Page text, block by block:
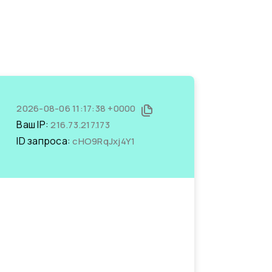
2026-08-06 11:17:38 +0000
Ваш IP:216.73.217.173
ID запроса:cHO9RqJxj4Y1